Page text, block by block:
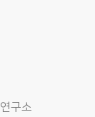
연구소